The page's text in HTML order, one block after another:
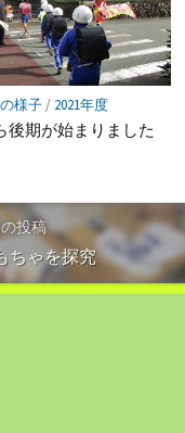
様子/ 2021年度
後期が始まりました
投稿
ちゃを探究